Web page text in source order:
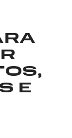
E